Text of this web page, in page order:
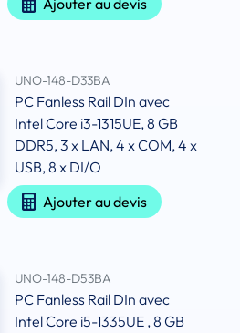
Ajouter au devis
UNO-148-D33BA
PC Fanless Rail DIn avec
Intel Core i3-1315UE, 8 GB
DDR5, 3 x LAN, 4 x COM, 4 x
USB, 8 x DI/O
Ajouter au devis
UNO-148-D53BA
PC Fanless Rail DIn avec
Intel Core i5-1335UE , 8 GB